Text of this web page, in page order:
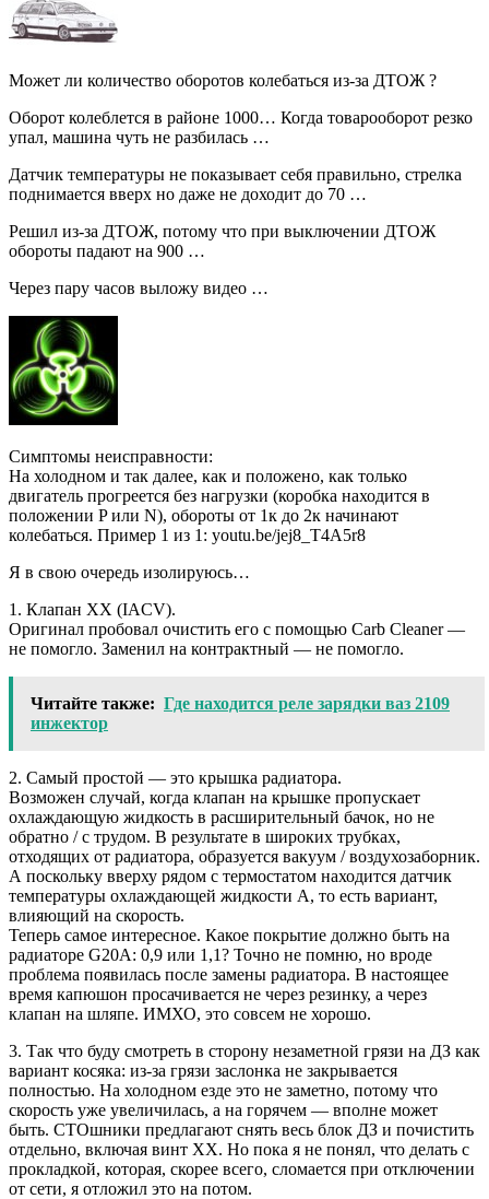
Может ли количество оборотов колебаться из-за ДТОЖ ?
Оборот колеблется в районе 1000… Когда товарооборот резко
упал, машина чуть не разбилась …
Датчик температуры не показывает себя правильно, стрелка
поднимается вверх но даже не доходит до 70 …
Решил из-за ДТОЖ, потому что при выключении ДТОЖ
обороты падают на 900 …
Через пару часов выложу видео …
Симптомы неисправности:
На холодном и так далее, как и положено, как только
двигатель прогреется без нагрузки (коробка находится в
положении P или N), обороты от 1к до 2к начинают
колебаться. Пример 1 из 1: youtu.be/jej8_T4A5r8
Я в свою очередь изолируюсь…
1. Клапан ХХ (IACV).
Оригинал пробовал очистить его с помощью Carb Cleaner —
не помогло. Заменил на контрактный — не помогло.
Читайте также: Где находится реле зарядки ваз 2109
инжектор
2. Самый простой — это крышка радиатора.
Возможен случай, когда клапан на крышке пропускает
охлаждающую жидкость в расширительный бачок, но не
обратно / с трудом. В результате в широких трубках,
отходящих от радиатора, образуется вакуум / воздухозаборник.
А поскольку вверху рядом с термостатом находится датчик
температуры охлаждающей жидкости А, то есть вариант,
влияющий на скорость.
Теперь самое интересное. Какое покрытие должно быть на
радиаторе G20A: 0,9 или 1,1? Точно не помню, но вроде
проблема появилась после замены радиатора. В настоящее
время капюшон просачивается не через резинку, а через
клапан на шляпе. ИМХО, это совсем не хорошо.
3. Так что буду смотреть в сторону незаметной грязи на ДЗ как
вариант косяка: из-за грязи заслонка не закрывается
полностью. На холодном езде это не заметно, потому что
скорость уже увеличилась, а на горячем — вполне может
быть. СТОшники предлагают снять весь блок ДЗ и почистить
отдельно, включая винт ХХ. Но пока я не понял, что делать с
прокладкой, которая, скорее всего, сломается при отключении
от сети, я отложил это на потом.